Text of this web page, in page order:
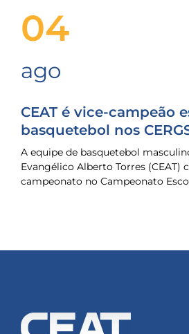
04
ago
CEAT é vice-campeão
basquetebol nos
A equipe de basquetebol
Evangélico Alberto Torres (CEAT)
campeonato no Campeonato